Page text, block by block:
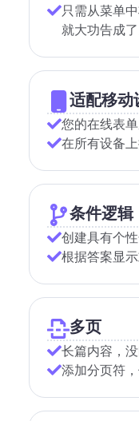
只需从菜单
就大功告成了
适配移动
您的在线表
在所有设备
条件逻辑
创建具有个
根据答案显
多页
长篇内容，没
添加分页符